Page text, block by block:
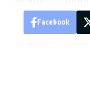
Facebook